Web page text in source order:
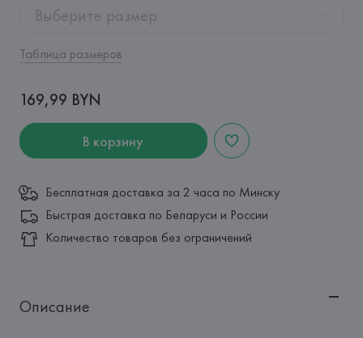
Выберите размер
Таблица размеров
169,99 BYN
В корзину
Бесплатная доставка за 2 часа по Минску
Быстрая доставка по Беларуси и России
Количество товаров без ограничений
Описание